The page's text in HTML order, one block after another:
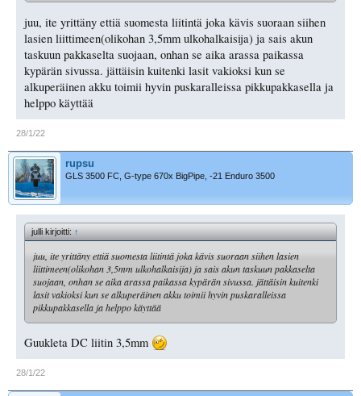
juu, ite yrittäny ettiä suomesta liitintä joka kävis suoraan siihen
lasien liittimeen(olikohan 3,5mm ulkohalkaisija) ja sais akun
taskuun pakkaselta suojaan, onhan se aika arassa paikassa
kypärän sivussa. jättäisin kuitenki lasit vakioksi kun se
alkuperäinen akku toimii hyvin puskaralleissa pikkupakkasella ja
helppo käyttää
28/1/22
rupsu
GLS 3500 FC, G-type 670x BigPipe, -21 Enduro 3500
julli kirjoitti:↑
juu, ite yrittäny ettiä suomesta liitintä joka kävis suoraan siihen lasien
liittimeen(olikohan 3,5mm ulkohalkaisija) ja sais akun taskuun pakkaselta
suojaan, onhan se aika arassa paikassa kypärän sivussa. jättäisin kuitenki
lasit vakioksi kun se alkuperäinen akku toimii hyvin puskaralleissa
pikkupakkasella ja helppo käyttää
Guukleta DC liitin 3,5mm
28/1/22